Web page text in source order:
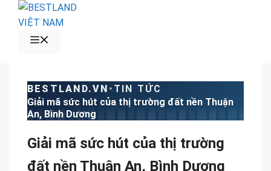
Chuyển
BESTLAND.VN • TIN TỨC
Giải mã sức hút của thị trường đất nền Thuận
An, Bình Dương
Giải mã sức hút của thị trường
đất nền Thuận An, Bình Dương